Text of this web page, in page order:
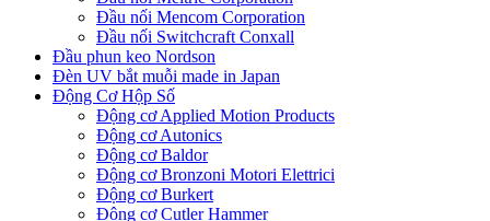
Đầu nối Mencom Corporation
Đầu nối Switchcraft Conxall
Đầu phun keo Nordson
Đèn UV bắt muỗi made in Japan
Động Cơ Hộp Số
Động cơ Applied Motion Products
Động cơ Autonics
Động cơ Baldor
Động cơ Bronzoni Motori Elettrici
Động cơ Burkert
Động cơ Cutler Hammer